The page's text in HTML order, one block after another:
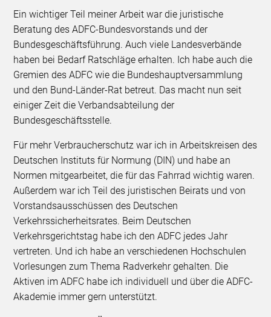
Ein wichtiger Teil meiner Arbeit war die juristische
Beratung des ADFC-Bundesvorstands und der
Bundesgeschäftsführung. Auch viele Landesverbände
haben bei Bedarf Ratschläge erhalten. Ich habe auch die
Gremien des ADFC wie die Bundeshauptversammlung
und den Bund-Länder-Rat betreut. Das macht nun seit
einiger Zeit die Verbandsabteilung der
Bundesgeschäftsstelle.
Für mehr Verbraucherschutz war ich in Arbeitskreisen des
Deutschen Instituts für Normung (DIN) und habe an
Normen mitgearbeitet, die für das Fahrrad wichtig waren.
Außerdem war ich Teil des juristischen Beirats und von
Vorstandsausschüssen des Deutschen
Verkehrssicherheitsrates. Beim Deutschen
Verkehrsgerichtstag habe ich den ADFC jedes Jahr
vertreten. Und ich habe an verschiedenen Hochschulen
Vorlesungen zum Thema Radverkehr gehalten. Die
Aktiven im ADFC habe ich individuell und über die ADFC-
Akademie immer gern unterstützt.